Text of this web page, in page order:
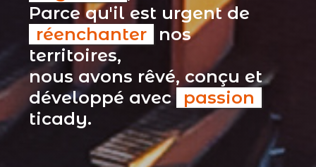
Parce qu'il est urgent de
réenchanter
nos
territoires,
nous avons rêvé, conçu et
développé avec passion
ticady.